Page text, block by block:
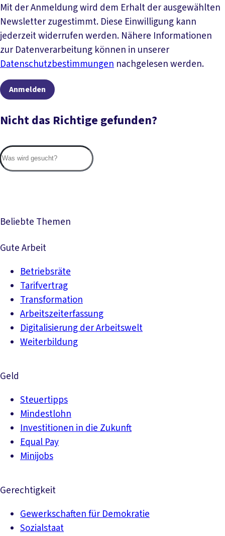
Mit der Anmeldung wird dem Erhalt der ausgewählten
Newsletter zugestimmt. Diese Einwilligung kann
jederzeit widerrufen werden. Nähere Informationen
zur Datenverarbeitung können in unserer
Datenschutzbestimmungen nachgelesen werden.
Anmelden
Nicht das Richtige gefunden?
Beliebte Themen
Gute Arbeit
Betriebsräte
Tarifvertrag
Transformation
Arbeitszeiterfassung
Digitalisierung der Arbeitswelt
Weiterbildung
Geld
Steuertipps
Mindestlohn
Investitionen in die Zukunft
Equal Pay
Minijobs
Gerechtigkeit
Gewerkschaften für Demokratie
Sozialstaat